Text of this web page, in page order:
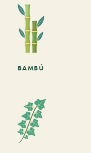
BAMBÚ